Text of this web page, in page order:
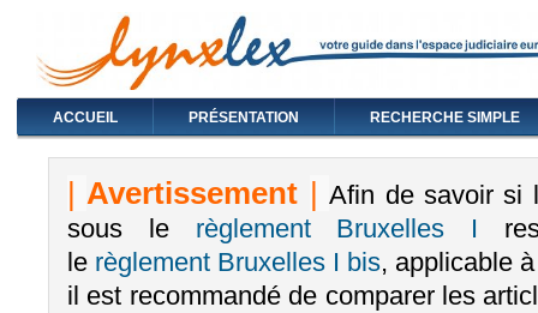
ACCUEIL PRÉSENTATION RECHERCHE SIMPLE
|Avertissement | Afin de savoir si
sous le règlement Bruxelles I
le règlement Bruxelles I bis, applicable
il est recommandé de comparer les